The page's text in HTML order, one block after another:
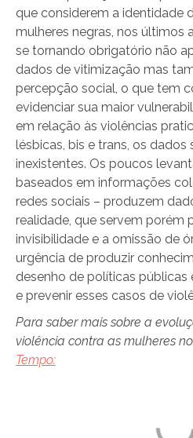
que considerem a identidade
mulheres negras, nos últimos
se tornando obrigatório não
dados de vitimização mas
percepção social, o que tem
evidenciar sua maior
em relação às violências
lésbicas, bis e trans, os dados
inexistentes. Os poucos
baseados em informações
redes sociais – produzem
realidade, que servem porém
invisibilidade e a omissão de
urgência de produzir
desenho de políticas públicas
e prevenir esses casos de
Para saber mais sobre a
violência contra as mulheres
Tempo: